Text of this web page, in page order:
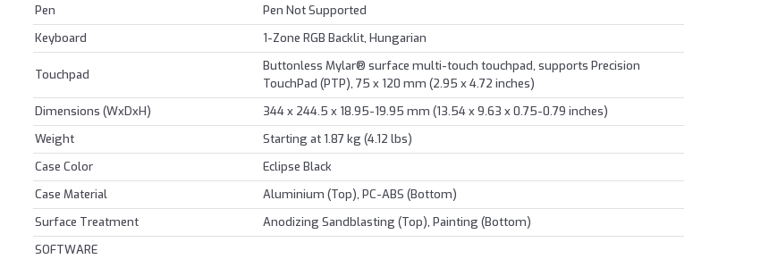
Pen
Pen Not Supported
Keyboard
1-Zone RGB Backlit, Hungarian
Touchpad
Buttonless Mylar® surface multi-touch touchpad, supports Precision
TouchPad (PTP), 75 x 120 mm (2.95 x 4.72 inches)
Dimensions (WxDxH)
344 x 244.5 x 18.95-19.95 mm (13.54 x 9.63 x 0.75-0.79 inches)
Weight
Starting at 1.87 kg (4.12 lbs)
Case Color
Eclipse Black
Case Material
Aluminium (Top), PC-ABS (Bottom)
Surface Treatment
Anodizing Sandblasting (Top), Painting (Bottom)
SOFTWARE